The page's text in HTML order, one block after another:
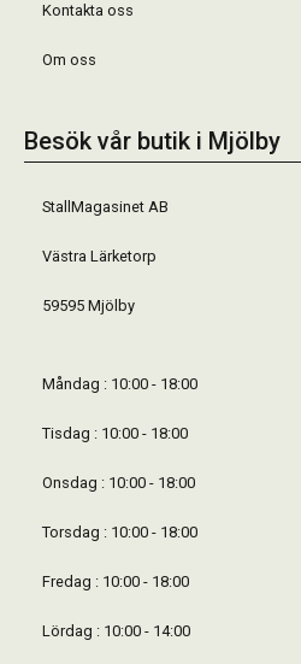
Kontakta oss
Om oss
Besök vår butik i Mjölby
StallMagasinet AB
Västra Lärketorp
59595 Mjölby
Måndag : 10:00 - 18:00
Tisdag : 10:00 - 18:00
Onsdag : 10:00 - 18:00
Torsdag : 10:00 - 18:00
Fredag : 10:00 - 18:00
Lördag : 10:00 - 14:00